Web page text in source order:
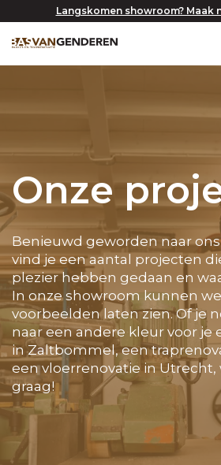
Langskomen showroom? Maak
Onze
Benieuwd geworden naar
vind je een aantal projecten
plezier hebben gedaan en
In onze showroom kunnen
voorbeelden laten zien. Of je
naar een andere kleur voor
in Zaltbommel, een
een vloerrenovatie in Utrecht,
graag!